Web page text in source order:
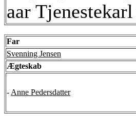
aar
Far
Svenning Jensen
Ægteskab
- Anne Pedersdatter